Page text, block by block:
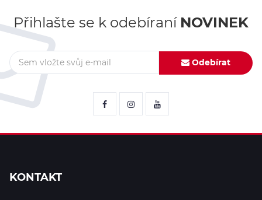
Přihlašte se k odebíraní NOVINEK
Odebírat
KONTAKT